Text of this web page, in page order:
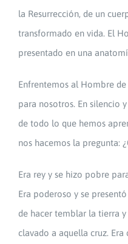
la Resurrección, de un
transformado en vida. El
presentado en una
Enfrentemos al Hombre
para nosotros. En silencio
de todo lo que hemos
nos hacemos la pregunta:
Era rey y se hizo pobre
Era poderoso y se
de hacer temblar la tierra
clavado a aquella cruz.